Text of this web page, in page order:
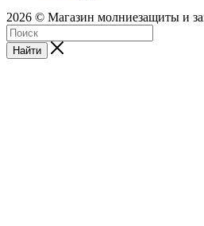
2026 © Магазин молниезащиты и
Найти